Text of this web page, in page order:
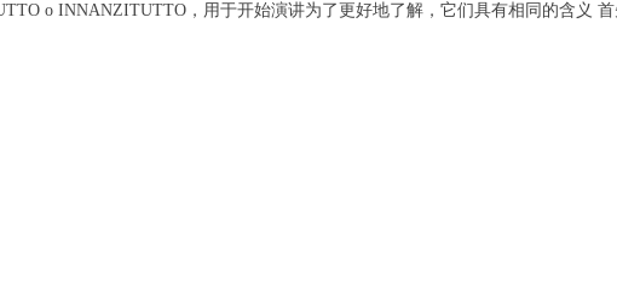
o INNANZITUTTO，用于开始演讲为了更好地了解，它们具有相同的含义 首